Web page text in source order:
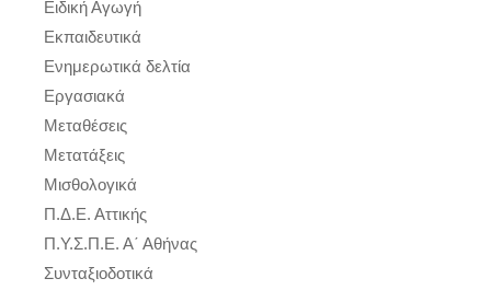
Ειδική Αγωγή
Εκπαιδευτικά
Ενημερωτικά δελτία
Εργασιακά
Μεταθέσεις
Μετατάξεις
Μισθολογικά
Π.Δ.Ε. Αττικής
Π.Υ.Σ.Π.Ε. Α΄ Αθήνας
Συνταξιοδοτικά